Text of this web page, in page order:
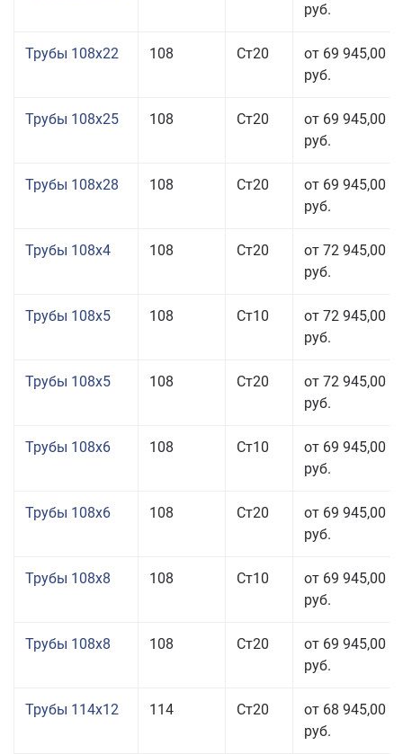
руб.
Трубы 108x22 108 Ст20
от 69 945,00
руб.
Трубы 108x25 108 Ст20
от 69 945,00
руб.
Трубы 108x28 108 Ст20
от 69 945,00
руб.
Трубы 108x4 108 Ст20
от 72 945,00
руб.
Трубы 108x5 108 Ст10
от 72 945,00
руб.
Трубы 108x5 108 Ст20
от 72 945,00
руб.
Трубы 108x6 108 Ст10
от 69 945,00
руб.
Трубы 108x6 108 Ст20
от 69 945,00
руб.
Трубы 108x8 108 Ст10
от 69 945,00
руб.
Трубы 108x8 108 Ст20
от 69 945,00
руб.
Трубы 114x12 114 Ст20
от 68 945,00
руб.